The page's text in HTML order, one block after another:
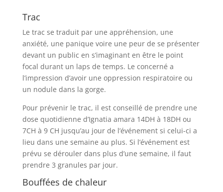
Trac
Le trac se traduit par une appréhension, une
anxiété, une panique voire une peur de se présenter
devant un public en s’imaginant en être le point
focal durant un laps de temps. Le concerné a
l’impression d’avoir une oppression respiratoire ou
un nodule dans la gorge.
Pour prévenir le trac, il est conseillé de prendre une
dose quotidienne d’Ignatia amara 14DH à 18DH ou
7CH à 9 CH jusqu’au jour de l’événement si celui-ci a
lieu dans une semaine au plus. Si l’événement est
prévu se dérouler dans plus d’une semaine, il faut
prendre 3 granules par jour.
Bouffées de chaleur